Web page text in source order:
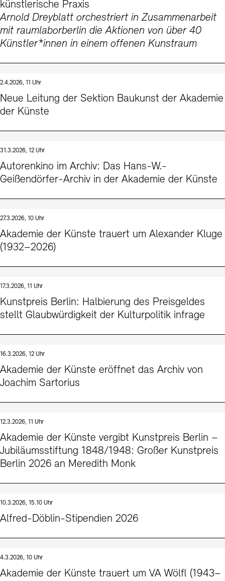
künstlerische Praxis
Arnold Dreyblatt orchestriert in Zusammenarbeit
mit raumlaborberlin die Aktionen von über 40
Künstler*innen in einem offenen Kunstraum
2.4.2026, 11 Uhr
Neue Leitung der Sektion Baukunst der Akademie
der Künste
31.3.2026, 12 Uhr
Autorenkino im Archiv: Das Hans-W.-
Geißendörfer-Archiv in der Akademie der Künste
27.3.2026, 10 Uhr
Akademie der Künste trauert um Alexander Kluge
(1932–2026)
17.3.2026, 11 Uhr
Kunstpreis Berlin: Halbierung des Preisgeldes
stellt Glaubwürdigkeit der Kulturpolitik infrage
16.3.2026, 12 Uhr
Akademie der Künste eröffnet das Archiv von
Joachim Sartorius
12.3.2026, 11 Uhr
Akademie der Künste vergibt Kunstpreis Berlin –
Jubiläumsstiftung 1848/1948: Großer Kunstpreis
Berlin 2026 an Meredith Monk
10.3.2026, 15.10 Uhr
Alfred-Döblin-Stipendien 2026
4.3.2026, 10 Uhr
Akademie der Künste trauert um VA Wölfl (1943–